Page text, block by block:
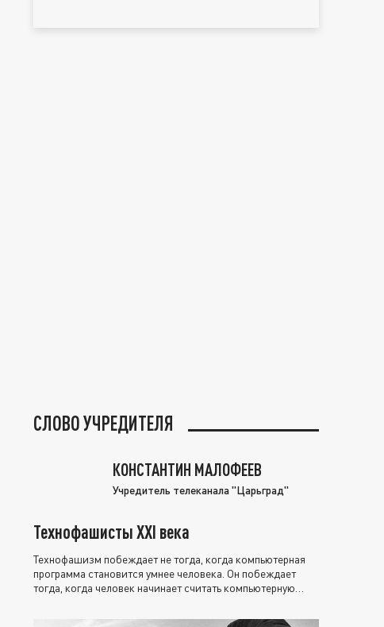
СЛОВО УЧРЕДИТЕЛЯ
КОНСТАНТИН МАЛОФЕЕВ
Учредитель телеканала "Царьград"
Технофашисты XXI века
Технофашизм побеждает не тогда, когда компьютерная
программа становится умнее человека. Он побеждает
тогда, когда человек начинает считать компьютерную